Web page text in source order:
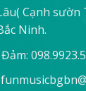
Cạnh sườn
Ninh.